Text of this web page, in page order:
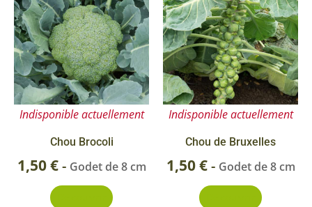
Indisponible actuellement
Chou Brocoli
1,50€- Godet de 8 cm
Indisponible actuellement
Chou de Bruxelles
1,50€- Godet de 8 cm